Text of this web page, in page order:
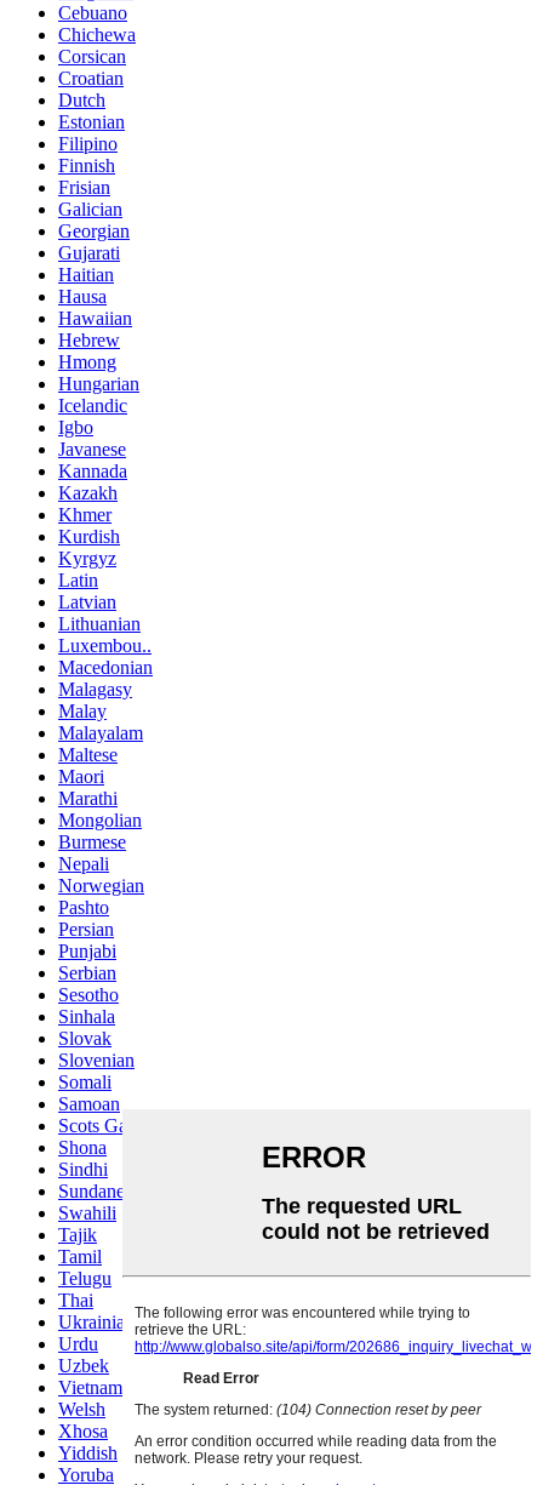
Cebuano
Chichewa
Corsican
Croatian
Dutch
Estonian
Filipino
Finnish
Frisian
Galician
Georgian
Gujarati
Haitian
Hausa
Hawaiian
Hebrew
Hmong
Hungarian
Icelandic
Igbo
Javanese
Kannada
Kazakh
Khmer
Kurdish
Kyrgyz
Latin
Latvian
Lithuanian
Luxembou..
Macedonian
Malagasy
Malay
Malayalam
Maltese
Maori
Marathi
Mongolian
Burmese
Nepali
Norwegian
Pashto
Persian
Punjabi
Serbian
Sesotho
Sinhala
Slovak
Slovenian
Somali
Samoan
Scots Gaelic
Shona
Sindhi
Sundanese
Swahili
Tajik
Tamil
Telugu
Thai
Ukrainian
Urdu
Uzbek
Vietnamese
Welsh
Xhosa
Yiddish
Yoruba